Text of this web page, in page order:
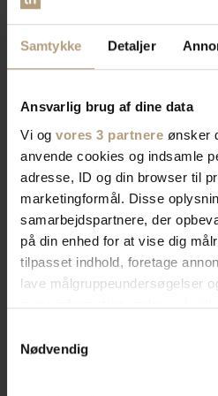
Samtykke Detaljer
Ansvarlig brug af dine data
Vi og vores 3 partnere ønsker
anvende cookies og indsamle
adresse, ID og din browser til
marketingformål. Disse
samarbejdspartnere, der
på din enhed for at vise dig
tilpasset indhold, foretage
lave målgruppeundersøgelser
tilbage eller ændre indstillinger
"Cookiedeklaration", eller ved
Nødvendig